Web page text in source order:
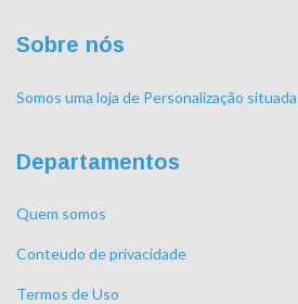
Sobre nós
Somos uma loja de Personalização situada
Departamentos
Quem somos
Conteudo de privacidade
Termos de Uso